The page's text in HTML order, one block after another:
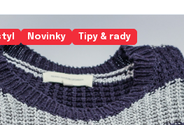
Novinky Tipy & rady